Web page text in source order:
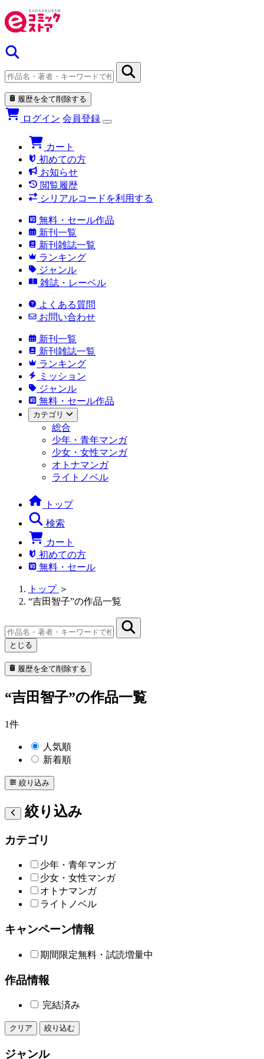
履歴を全て削除する
ログイン 会員登録
カート
初めての方
お知らせ
閲覧履歴
シリアルコードを利用する
無料・セール作品
新刊一覧
新刊雑誌一覧
ランキング
ジャンル
雑誌・レーベル
よくある質問
お問い合わせ
新刊一覧
新刊雑誌一覧
ランキング
ミッション
ジャンル
無料・セール作品
カテゴリ
総合
少年・青年マンガ
少女・女性マンガ
オトナマンガ
ライトノベル
トップ
検索
カート
初めての方
無料・セール
トップ ＞
“吉田智子”の作品一覧
とじる
履歴を全て削除する
“吉田智子”の作品一覧
1件
人気順
新着順
絞り込み
絞り込み
カテゴリ
少年・青年マンガ
少女・女性マンガ
オトナマンガ
ライトノベル
キャンペーン情報
期間限定無料・試読増量中
作品情報
完結済み
クリア 絞り込む
ジャンル